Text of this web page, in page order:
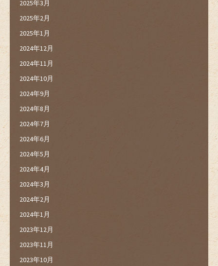
2025年3月
2025年2月
2025年1月
2024年12月
2024年11月
2024年10月
2024年9月
2024年8月
2024年7月
2024年6月
2024年5月
2024年4月
2024年3月
2024年2月
2024年1月
2023年12月
2023年11月
2023年10月